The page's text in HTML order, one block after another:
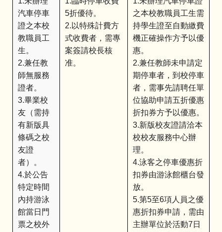
汽車停車
證之本校
教職員工
生。
2.兼任教
師無服務
證者。
3.畢業校
友（需持
有新版具
條碼之校
友證
者）。
4.於公告
特定時間
內持游泳
館當日門
票之校外
5折優待。
2.以特殊計費方
式收費者，需專
案簽請校長核
准。
之本校教職員工生需
持學生證至自動繳費
機正確操作方予以優
惠。
2.兼任教師未申請定
期停車者，到校停車
者，需事先請聘任單
位協助申請五折優惠
折扣券方予以優惠。
3.新版校友證請洽本
校校友服務中心辦
理。
4.泳客之停車優惠折
扣券由游泳館櫃台發
放。
5.第5至6項人員之優
惠折扣券申請，需由
主辦單位於活動7日